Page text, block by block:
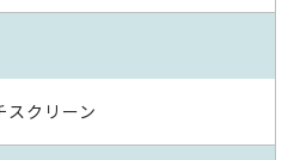
クリーン